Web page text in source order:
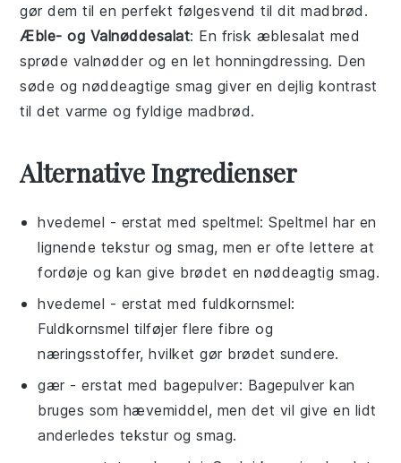
gør dem til en perfekt følgesvend til ditmadbrød .
Æble- og Valnøddesalat: En frisk æblesalat med
sprøde valnødder og en let honningdressing. Den
søde og nøddeagtige smag giver en dejlig kontrast
til det varme og fyldige madbrød.
Alternative Ingredienser
hvedemel - erstat medspeltmel: Speltmel har en
lignende tekstur og smag, men er ofte lettere at
fordøje og kan give brødet en nøddeagtig smag.
hvedemel - erstat medfuldkornsmel:
Fuldkornsmel tilføjer flere fibre og
næringsstoffer, hvilket gør brødet sundere.
gær - erstat med bagepulver: Bagepulver kan
bruges som hævemiddel, men det vil give en lidt
anderledes tekstur og smag.